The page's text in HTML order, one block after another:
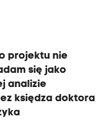
projektu nie
się jako
analizie
księdza doktora